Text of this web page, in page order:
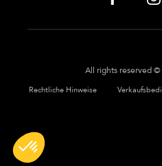
All rights reserved ©
Rechtliche Hinweise